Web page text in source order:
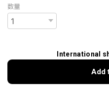
数量
International
Add